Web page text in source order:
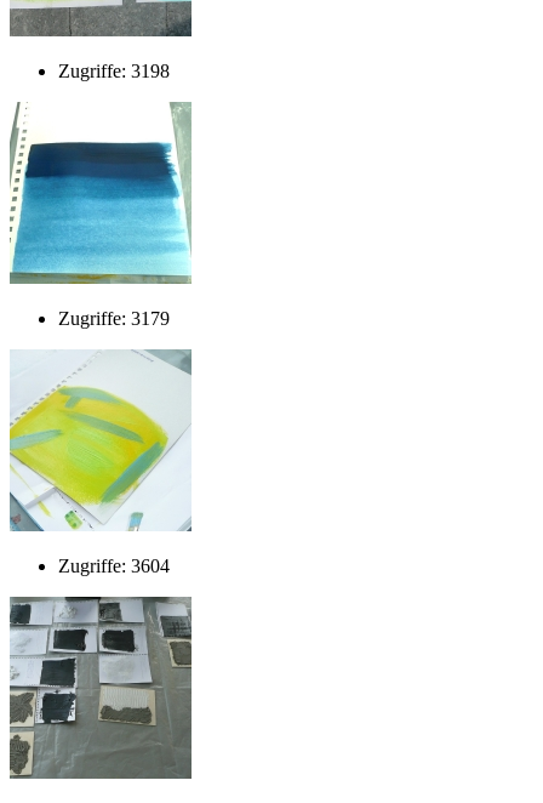
Zugriffe: 3198
Zugriffe: 3179
Zugriffe: 3604